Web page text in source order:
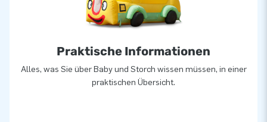
Praktische Informationen
Alles, was Sie über Baby und Storch wissen müssen, in einer
praktischen Übersicht.